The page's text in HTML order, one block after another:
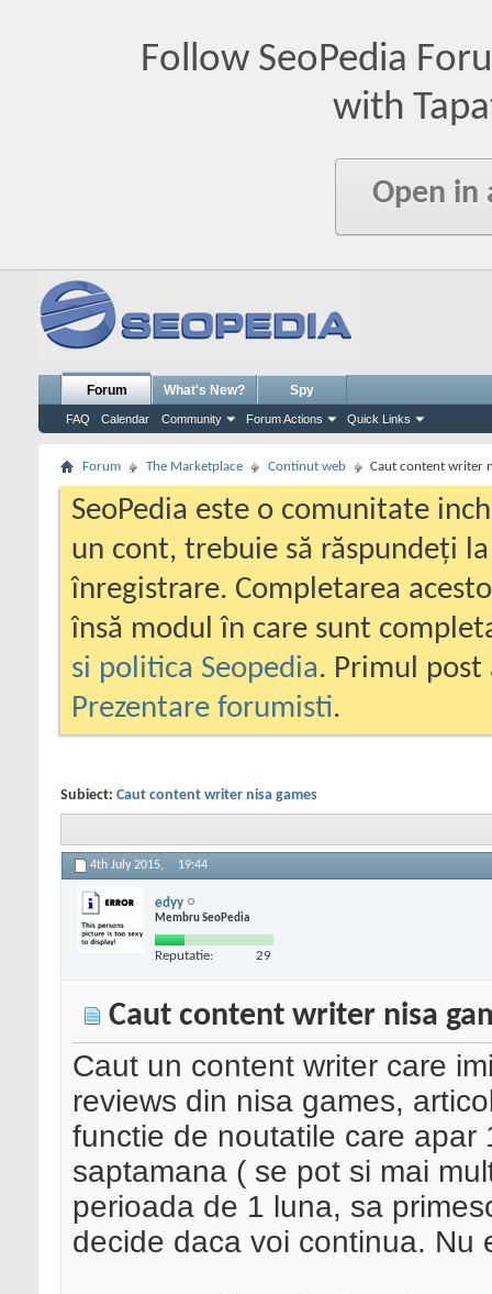
Follow SeoPedia
with
Open in
Forum
FAQ Calendar Community Forum Actions Quick Links
What's New? Spy
Forum The Marketplace Continut web Caut content writer
SeoPedia este o comunitate
un cont, trebuie să răspundeți
înregistrare. Completarea
însă modul în care sunt
si politica Seopedia. Primul
Prezentare forumisti.
Subiect: Caut content writer nisa games
4th July 2015, 19:44
edyy
Membru SeoPedia
Reputatie: 29
Caut content writer nisa
Caut un content writer care
reviews din nisa games,
functie de noutatile care apar
saptamana ( se pot si mai
perioada de 1 luna, sa
decide daca voi continua. Nu